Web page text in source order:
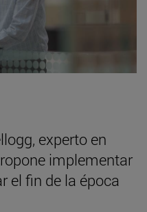
experto en
implementar
el fin de la época